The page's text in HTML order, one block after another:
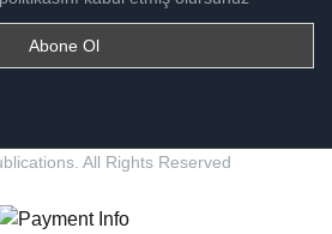
All Rights Reserved